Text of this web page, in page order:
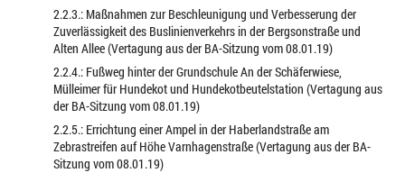
2.2.3.: Maßnahmen zur Beschleunigung und Verbesserung der
Zuverlässigkeit des Buslinienverkehrs in der Bergsonstraße und
Alten Allee (Vertagung aus der BA-Sitzung vom 08.01.19)
2.2.4.: Fußweg hinter der Grundschule An der Schäferwiese,
Mülleimer für Hundekot und Hundekotbeutelstation (Vertagung aus
der BA-Sitzung vom 08.01.19)
2.2.5.: Errichtung einer Ampel in der Haberlandstraße am
Zebrastreifen auf Höhe Varnhagenstraße (Vertagung aus der BA-
Sitzung vom 08.01.19)